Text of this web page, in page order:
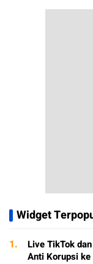
Widget
1.
Live TikTok
Anti Korupsi ke